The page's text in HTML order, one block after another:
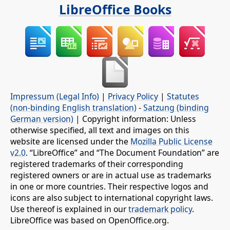
LibreOffice Books
Impressum (Legal Info) | Privacy Policy | Statutes
(non-binding English translation) -Satzung (binding
German version) | Copyright information: Unless
otherwise specified, all text and images on this
website are licensed under the Mozilla Public License
v2.0. “LibreOffice” and “The Document Foundation” are
registered trademarks of their corresponding
registered owners or are in actual use as trademarks
in one or more countries. Their respective logos and
icons are also subject to international copyright laws.
Use thereof is explained in ourtrademark policy.
LibreOffice was based on OpenOffice.org.